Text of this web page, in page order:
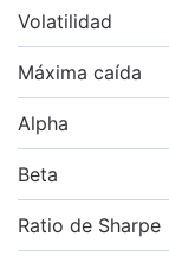
Volatilidad
Máxima caída
Alpha
Beta
Ratio de Sharpe